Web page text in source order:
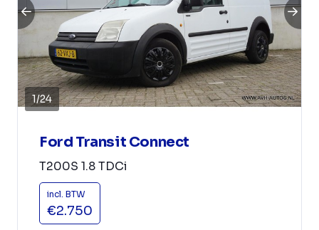
1/24
Ford Transit Connect
T200S 1.8 TDCi
incl. BTW
€2.750